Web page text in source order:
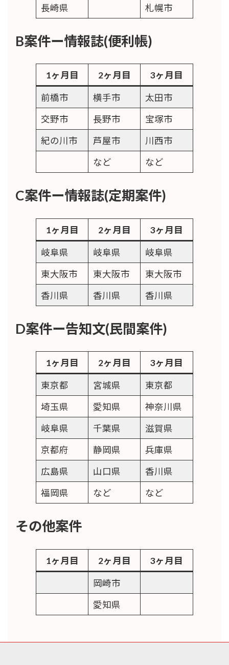
長崎県
札幌市
B案件ー情報誌(便利帳)
1ヶ月目 2ヶ月目 3ヶ月目
前橋市 横手市
太田市
交野市
長野市
宝塚市
紀の川市
芦屋市
川西市
など
など
C案件ー情報誌(定期案件)
1ヶ月目 2ヶ月目 3ヶ月目
岐阜県 岐阜県
岐阜県
東大阪市
東大阪市
東大阪市
香川県
香川県 香川県
D案件ー告知文(民間案件)
1ヶ月目 2ヶ月目 3ヶ月目
東京都 宮城県
東京都
埼玉県
愛知県
神奈川県
岐阜県
千葉県
滋賀県
京都府
静岡県
兵庫県
広島県
山口県
香川県
福岡県
など など
その他案件
1ヶ月目 2ヶ月目 3ヶ月目
岡崎市
愛知県